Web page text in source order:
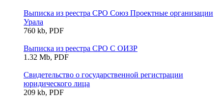
Выписка из реестра СРО Союз Проектные организации
Урала
760 kb, PDF
Выписка из реестра СРО С ОИЗР
1.32 Mb, PDF
Свидетельство о государственной регистрации
юридического лица
209 kb, PDF